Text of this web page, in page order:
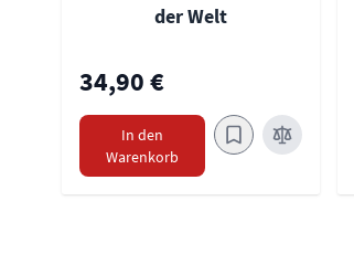
der Welt
34,90 €
In den
Warenkorb